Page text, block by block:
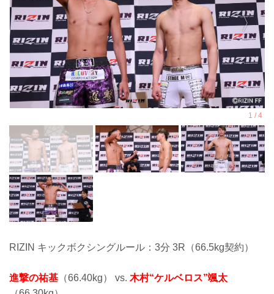
RIZIN キックボクシングルール：3分 3R（66.5kg契約）
進撃の祐基 （66.40kg） vs. 木村“ケルベロス”颯太